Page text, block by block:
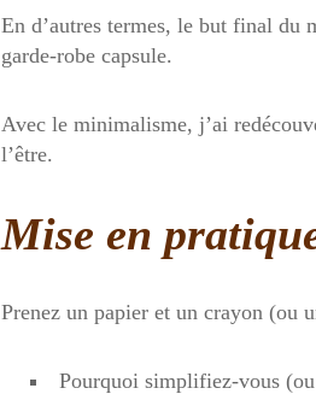
En d’autres termes, le but final du
garde-robe capsule.
Avec le minimalisme, j’ai
l’être.
Mise en
Prenez un papier et un crayon (ou
Pourquoi simplifiez-vous